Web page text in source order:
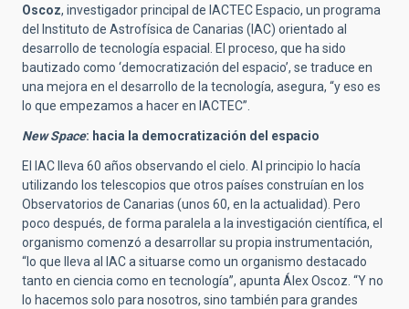
Oscoz, investigador principal de IACTEC Espacio, un programa
del Instituto de Astrofísica de Canarias (IAC) orientado al
desarrollo de tecnología espacial. El proceso, que ha sido
bautizado como ‘democratización del espacio’, se traduce en
una mejora en el desarrollo de la tecnología, asegura, “y eso es
lo que empezamos a hacer en IACTEC”.
New Space: hacia la democratización del espacio
El IAC lleva 60 años observando el cielo. Al principio lo hacía
utilizando los telescopios que otros países construían en los
Observatorios de Canarias (unos 60, en la actualidad). Pero
poco después, de forma paralela a la investigación científica, el
organismo comenzó a desarrollar su propia instrumentación,
“lo que lleva al IAC a situarse como un organismo destacado
tanto en ciencia como en tecnología”, apunta Álex Oscoz. “Y no
lo hacemos solo para nosotros, sino también para grandes